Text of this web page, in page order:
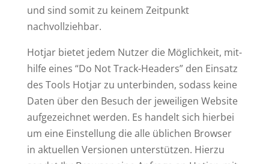
und sind somit zu keinem Zeit­punkt
nachvollziehbar.
Hotjar bietet jedem Nutzer die Mög­lichkeit, mit­
hilfe eines “Do Not Track-Headers” den Einsatz
des Tools Hotjar zu unter­binden, sodass keine
Daten über den Besuch der jewei­ligen Website
auf­ge­zeichnet werden. Es handelt sich hierbei
um eine Ein­stellung die alle üblichen Browser
in aktu­ellen Ver­sionen unter­stützen. Hierzu